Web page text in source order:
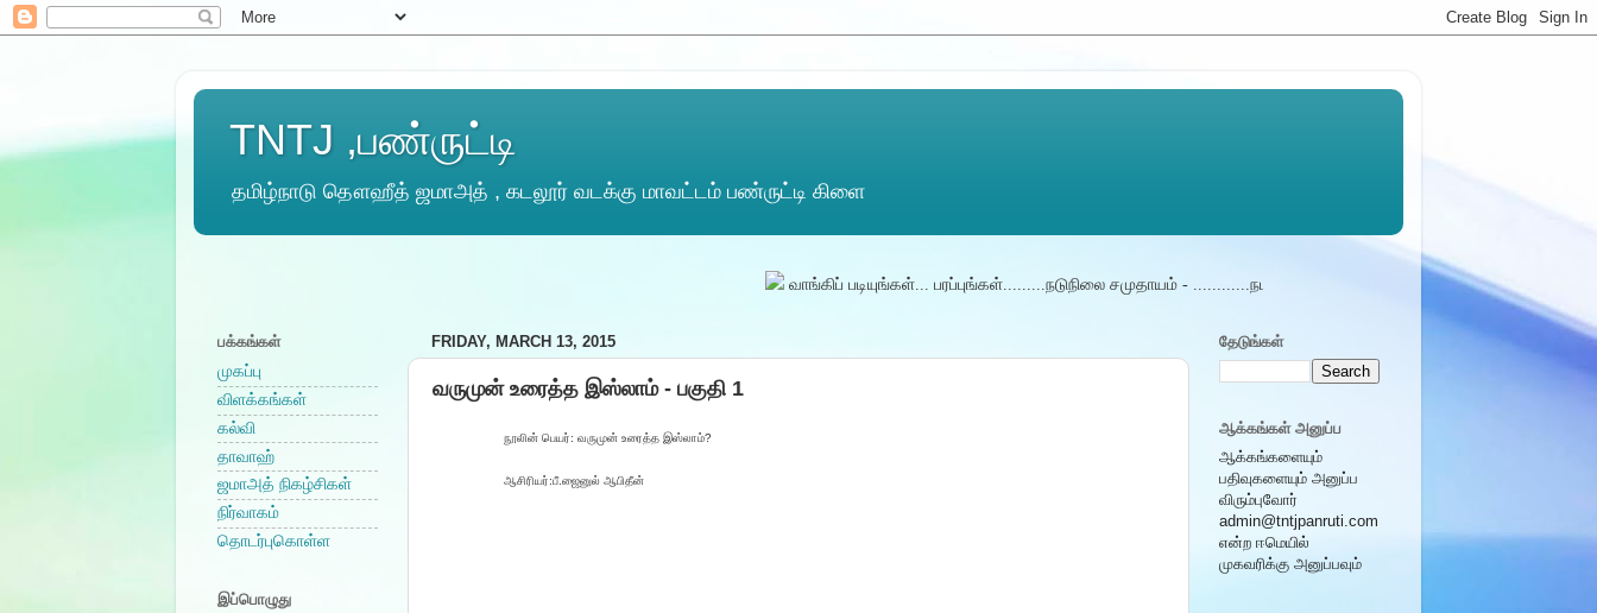
TNTJ ,பண்ருட்டி
தமிழ்நாடு தௌஹீத் ஜமாஅத் , கடலூர் வடக்கு மாவட்டம் பண்ருட்டி கிளை
வாங்கிப் படியுங்கள்... பரப்புங்கள்.........நடுநிலை சமுதாயம் - ............நமது பள்ளியில் கிடைக்கும் ...........மாத சந்தா
FRIDAY, MARCH 13, 2015
வருமுன் உரைத்த இஸ்லாம் - பகுதி 1
நூலின் பெயர்: வருமுன் உரைத்த இஸ்லாம்?
ஆசிரியர்:பீ.ஜைனுல் ஆபிதீன்
பக்கங்கள்
முகப்பு
விளக்கங்கள்
கல்வி
தாவாஹ்
ஜமாஅத் நிகழ்சிகள்
நிர்வாகம்
தொடர்புகொள்ள
இப்பொழுது
தேடுங்கள்
ஆக்கங்கள் அனுப்ப
ஆக்கங்களையும்
பதிவுகளையும் அனுப்ப
விரும்புவோர்
admin@tntjpanruti.com
என்ற ஈமெயில்
முகவரிக்கு அனுப்பவும்